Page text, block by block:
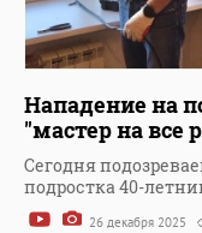
Нападение на
"мастер на все
Сегодня
подростка 40-
26 декабря 2025